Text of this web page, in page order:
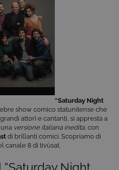
“Saturday Night
show comico statunitense che
attori e cantanti, si appresta a
versione italiana inedita, con
di brillanti comici. Scopriamo di
canale 8 di tivùsat.